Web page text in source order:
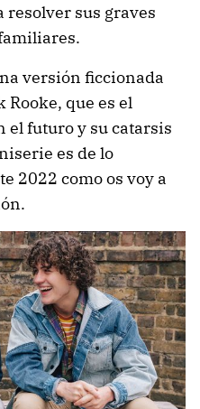
resolver sus graves
versión ficcionada
Rooke, que es el
el futuro y su catarsis
es de lo
2022 como os voy a